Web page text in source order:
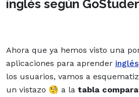
inglés según
Ahora que ya hemos visto una
aplicaciones para aprender inglés
los usuarios, vamos a
un vistazo 🧐 a la tabla